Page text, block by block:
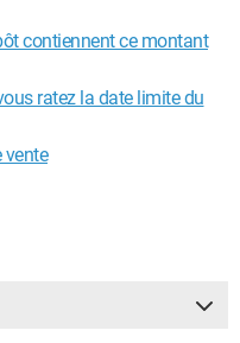
contiennent ce montant
ratez la date limite du
vente